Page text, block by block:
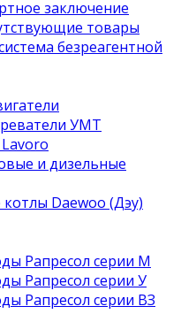
заключение
товары
безреагентной
УМТ
и дизельные
Daewoo (Дэу)
Рапресол серии М
Рапресол серии У
Рапресол серии ВЗ